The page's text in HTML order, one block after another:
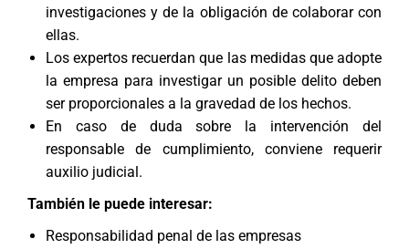
investigaciones y de la obligación de colaborar con
ellas.
Los expertos recuerdan que las medidas que adopte
la empresa para investigar un posible delito deben
ser proporcionales a la gravedad de los hechos.
En caso de duda sobre la intervención del
responsable de cumplimiento, conviene requerir
auxilio judicial.
También le puede interesar:
Responsabilidad penal de las empresas